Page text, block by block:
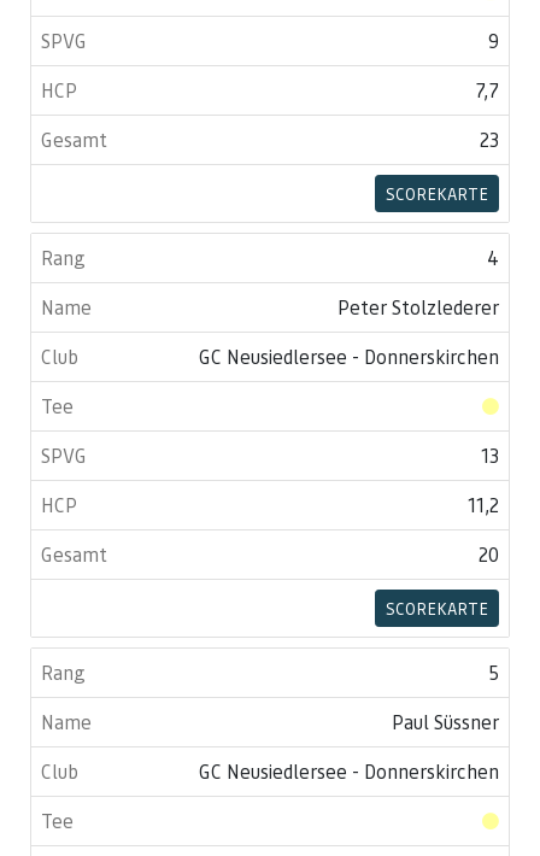
9
7,7
23
SCOREKARTE
4
Peter Stolzlederer
GC Neusiedlersee - Donnerskirchen
13
11,2
20
SCOREKARTE
5
Paul Süssner
GC Neusiedlersee - Donnerskirchen